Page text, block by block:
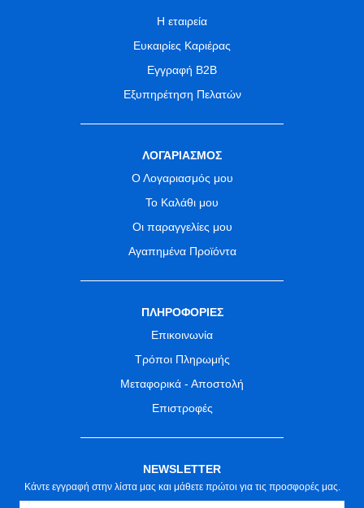
Η εταιρεία
Ευκαιρίες Καριέρας
Εγγραφή B2B
Εξυπηρέτηση Πελατών
ΛΟΓΑΡΙΑΣΜΟΣ
Ο Λογαριασμός μου
Το Καλάθι μου
Οι παραγγελίες μου
Αγαπημένα Προϊόντα
ΠΛΗΡΟΦΟΡΙΕΣ
Επικοινωνία
Τρόποι Πληρωμής
Μεταφορικά - Αποστολή
Επιστροφές
NEWSLETTER
Κάντε εγγραφή στην λίστα μας και μάθετε πρώτοι για τις προσφορές μας.